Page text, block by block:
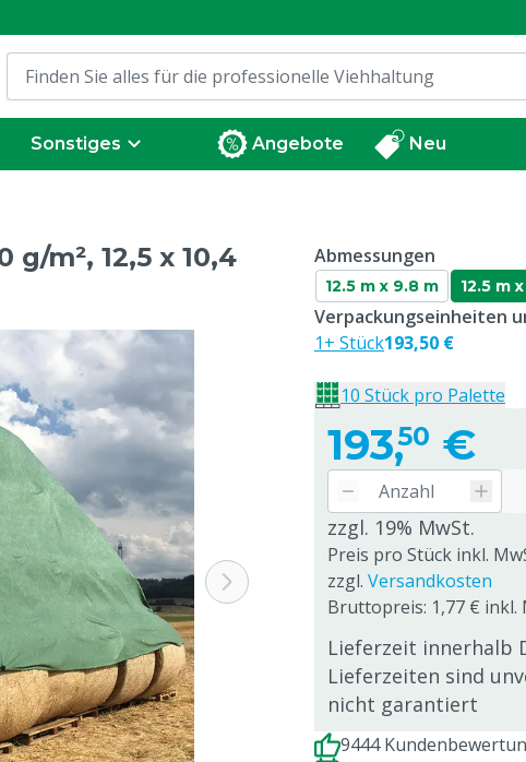
Sonstiges Angebote Neu
m², 12,5 x 10,4
Abmessungen
12.5 m x 9.8 m 12.5 m
193,50 €
zzgl. 19% MwSt.
Preis pro Stück inkl.
zzgl. Versandkosten
Bruttopreis: 1,77 € inkl.
Lieferzeit innerhalb
Lieferzeiten sind
nicht garantiert
Verpackungseinheiten
1+ Stück193,50 €
10 Stück pro Palette
9444